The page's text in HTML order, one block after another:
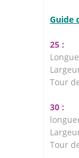
Guide
25 :
Tour
30 :
Tour